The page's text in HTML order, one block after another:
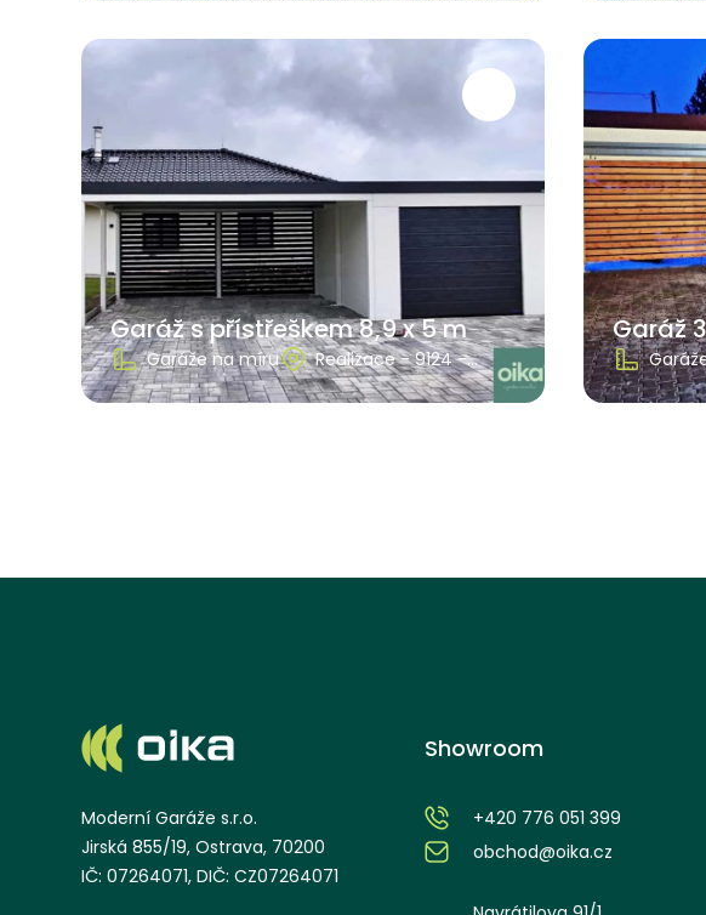
Garáž s přístřeškem 8,9 x 5 m
Garáže na míru
Realizace - 9124 -
Moravskoslezský kraj
Garáž
Moderní Garáže s.r.o.
Jirská 855/19, Ostrava, 70200
IČ: 07264071, DIČ: CZ07264071
Showroom
+420 776 051 399
obchod@oika.cz